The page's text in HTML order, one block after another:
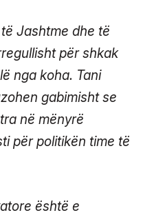
Jashtme dhe të
për shkak
nga koha. Tani
gabimisht se
në mënyrë
për politikën time të
është e